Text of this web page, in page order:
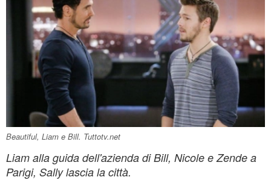
Beautiful, Liam e Bill. Tuttotv.net
Liam alla guida dell'azienda di Bill, Nicole e Zende a
Parigi, Sally lascia la città.